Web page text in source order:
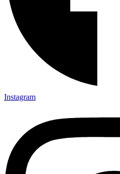
Instagram